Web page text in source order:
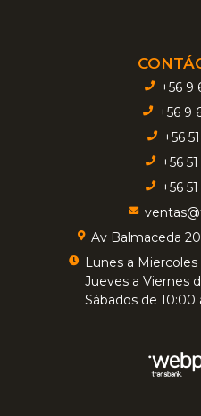
+56 9
+56 9
+56
+56
+56
Av Balmaceda
Lunes a
Jueves a Viernes
Sábados de 10:00